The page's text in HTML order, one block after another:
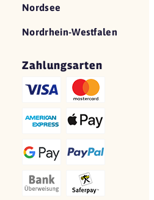
Nordsee
Nordrhein-Westfalen
Zahlungsarten